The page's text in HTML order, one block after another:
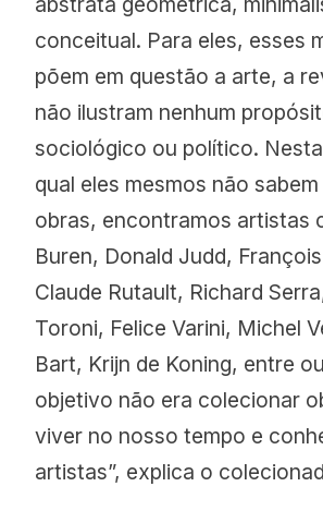
conceitual. Para eles, esses
põem em questão a arte, a
não ilustram nenhum
sociológico ou político.
qual eles mesmos não
obras, encontramos artistas
Buren, Donald Judd,
Claude Rutault, Richard
Toroni, Felice Varini, Michel
Bart, Krijn de Koning, entre
objetivo não era colecionar
viver no nosso tempo e
artistas”, explica o